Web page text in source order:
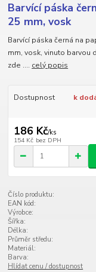
Barvící páska
25 mm, vosk
Barvící páska černá na
mm, vosk, vinuto barvou
zde .... celý popis
Dostupnost k
186 Kč/ks
154 Kč bez DPH
Číslo produktu:
EAN kód:
Výrobce:
Šířka:
Délka:
Průměr středu:
Materiál:
Barva:
Hlídat cenu / dostupnost